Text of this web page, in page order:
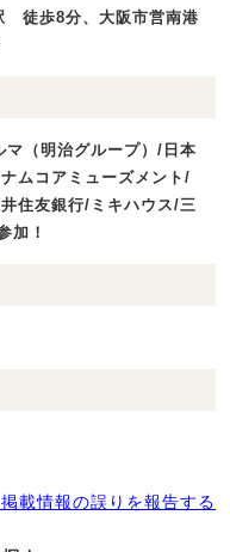
徒歩8分、大阪市営南港
（明治グループ）/日本
ムコアミューズメント/
住友銀行/ミキハウス/三
加！
載情報の誤りを報告する